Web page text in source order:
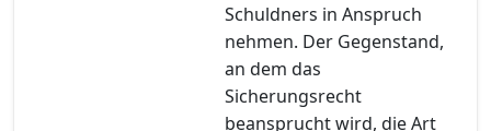
Schuldners in Anspruch
nehmen. Der Gegenstand,
an dem das
Sicherungsrecht
beansprucht wird, die Art